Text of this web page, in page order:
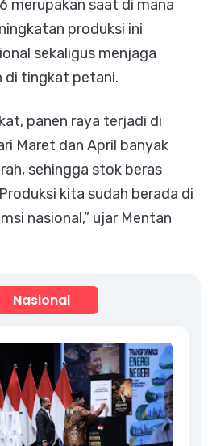
merupakan saat di mana
produksi ini
sekaligus menjaga
di tingkat petani.
panen raya terjadi di
Maret dan April banyak
sehingga stok beras
kita sudah berada di
nasional,” ujar Mentan
Nasional